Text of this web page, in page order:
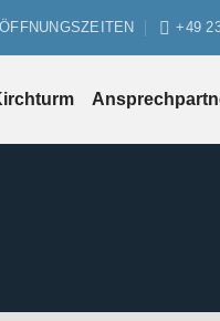
ÖFFNUNGSZEITEN +49